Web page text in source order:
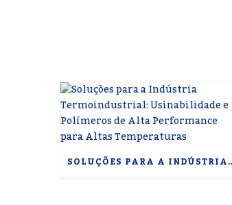
SOLUÇÕES PARA A INDÚSTRIA